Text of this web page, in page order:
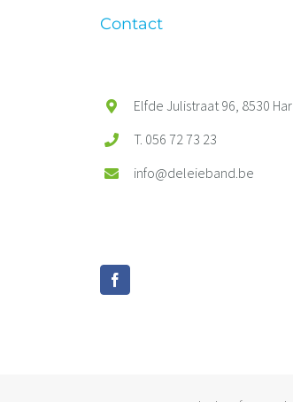
Contact
Elfde Julistraat 96, 8530
T. 056 72 73 23
info@deleieband.be